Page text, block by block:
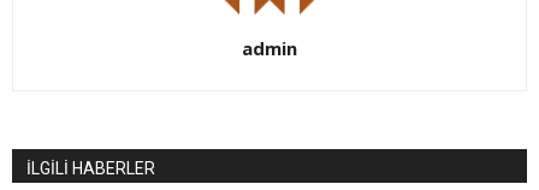
admin
İLGİLİ HABERLER